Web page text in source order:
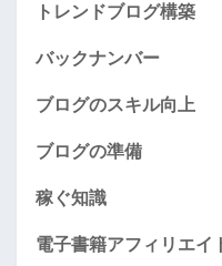
トレンドブログ構築
バックナンバー
ブログのスキル向上
ブログの準備
稼ぐ知識
電子書籍アフィリエイ